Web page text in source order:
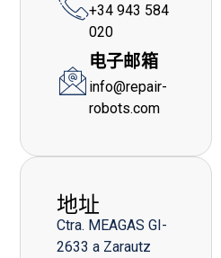
+34 943 584
020
电子邮箱
info@repair-
robots.com
地址
Ctra. MEAGAS GI-
2633 a Zarautz